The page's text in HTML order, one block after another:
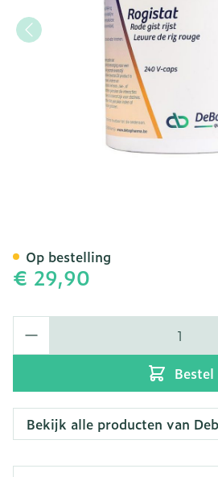
€ 29,90
Bestel
Op bestelling
Bekijk alle producten van